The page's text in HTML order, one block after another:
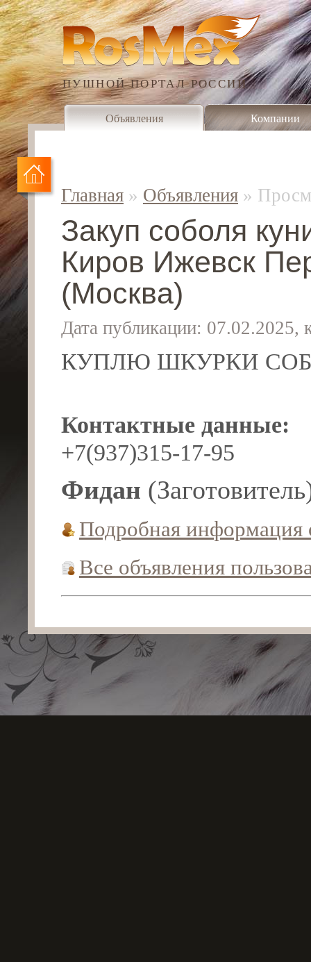
ПУШНОЙ ПОРТАЛ РОССИИ
Объявления Компании
Главная » Объявления »
Закуп соболя
Киров Ижевск
(Москва)
Дата публикации: 07.02.2025,
КУПЛЮ ШКУРКИ
Контактные данные:
+7(937)315-17-95
Фидан
Подробная
Все объявления